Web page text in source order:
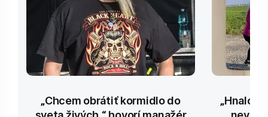
„Chcem obrátiť kormidlo do
„Hnalo